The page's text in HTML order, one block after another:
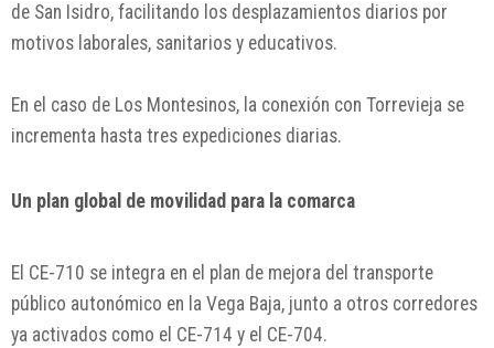
de San Isidro, facilitando los desplazamientos diarios por
motivos laborales, sanitarios y educativos.
En el caso de Los Montesinos, la conexión con Torrevieja se
incrementa hasta tres expediciones diarias.
Un plan global de movilidad para la comarca
El CE-710 se integra en el plan de mejora del transporte
público autonómico en la Vega Baja, junto a otros corredores
ya activados como el CE-714 y el CE-704.